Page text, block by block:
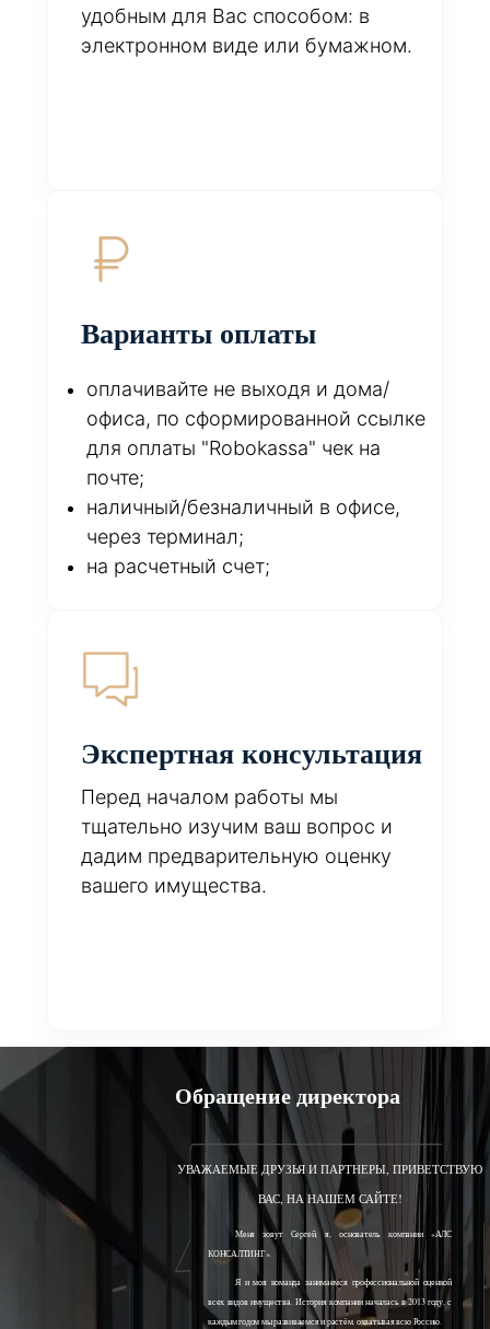
удобным для Вас способом: в
электронном виде или бумажном.
Варианты оплаты
оплачивайте не выходя и дома/
офиса, по сформированной ссылке
для оплаты "Robokassa" чек на
почте;
наличный/безналичный в офисе,
через терминал;
на расчетный счет;
Экспертная консультация
Перед началом работы мы
тщательно изучим ваш вопрос и
дадим предварительную оценку
вашего имущества.
Обращение директора
УВАЖАЕМЫЕ ДРУЗЬЯ И ПАРТНЕРЫ, ПРИВЕТСТВУЮ
ВАС, НА НАШЕМ САЙТЕ!
Меня зовут Сергей, я, основатель компании «АЛС
КОНСАЛТИНГ».
Я и моя команда занимаемся профессиональной оценкой
всех видов имущества. История компании началась в 2013 году, с
каждым годом мы развиваемся и растём, охватывая всю Россию.